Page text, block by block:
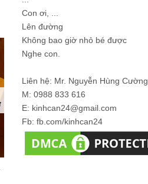
Con ơi, ...
Lên đường
Không bao giờ nhỏ bé được
Nghe con.
Liên hệ: Mr. Nguyễn Hùng Cường
M: 0988 833 616
E: kinhcan24@gmail.com
Fb: fb.com/kinhcan24